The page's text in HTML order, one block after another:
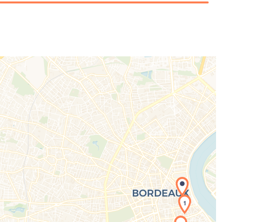
Chargement de la carte en cours...
1